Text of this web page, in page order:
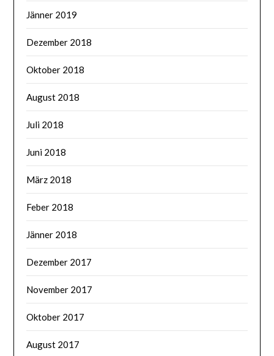
Jänner 2019
Dezember 2018
Oktober 2018
August 2018
Juli 2018
Juni 2018
März 2018
Feber 2018
Jänner 2018
Dezember 2017
November 2017
Oktober 2017
August 2017